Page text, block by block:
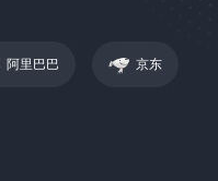
阿里巴巴 京东